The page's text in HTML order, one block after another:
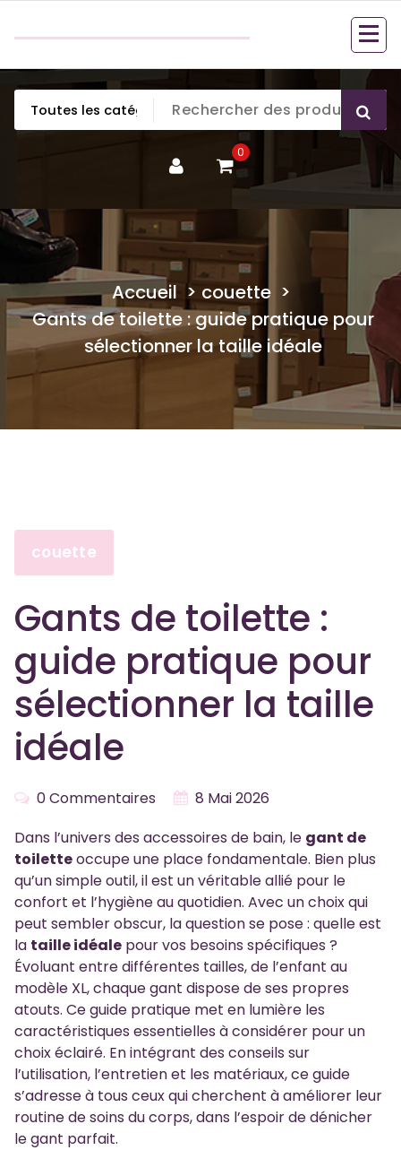
0
Accueil> couette>
Gants de toilette : guide pratique pour
sélectionner la taille idéale
couette
Gants de toilette :
guide pratique pour
sélectionner la taille
idéale
0 Commentaires
8 Mai 2026
Dans l’univers des accessoires de bain, le gant de
toiletteoccupe une place fondamentale. Bien plus
qu’un simple outil, il est un véritable allié pour le
confort et l’hygiène au quotidien. Avec un choix qui
peut sembler obscur, la question se pose : quelle est
la taille idéale pour vos besoins spécifiques ?
Évoluant entre différentes tailles, de l’enfant au
modèle XL, chaque gant dispose de ses propres
atouts. Ce guide pratique met en lumière les
caractéristiques essentielles à considérer pour un
choix éclairé. En intégrant des conseils sur
l’utilisation, l’entretien et les matériaux, ce guide
s’adresse à tous ceux qui cherchent à améliorer leur
routine de soins du corps, dans l’espoir de dénicher
le gant parfait.